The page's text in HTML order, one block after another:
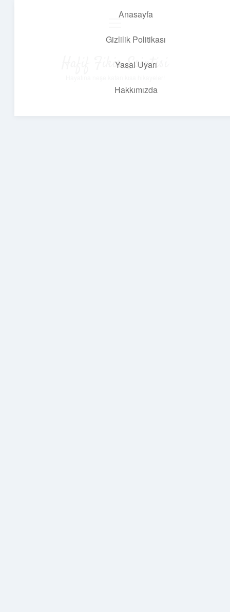
Anasayfa
Gizlilik Politikası
Yasal Uyarı
Hakkımızda
Hafif Fikir Esintisi